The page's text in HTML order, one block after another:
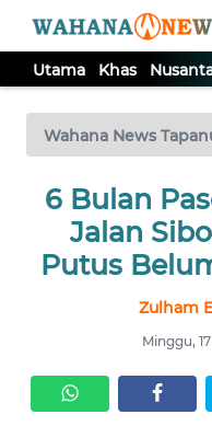
Utama Khas
Wahana News
6 Bulan
Jalan
Putus
Zulham
Minggu,
TV
Tutup
UTAMA
KHAS
SERBA-
SERBI